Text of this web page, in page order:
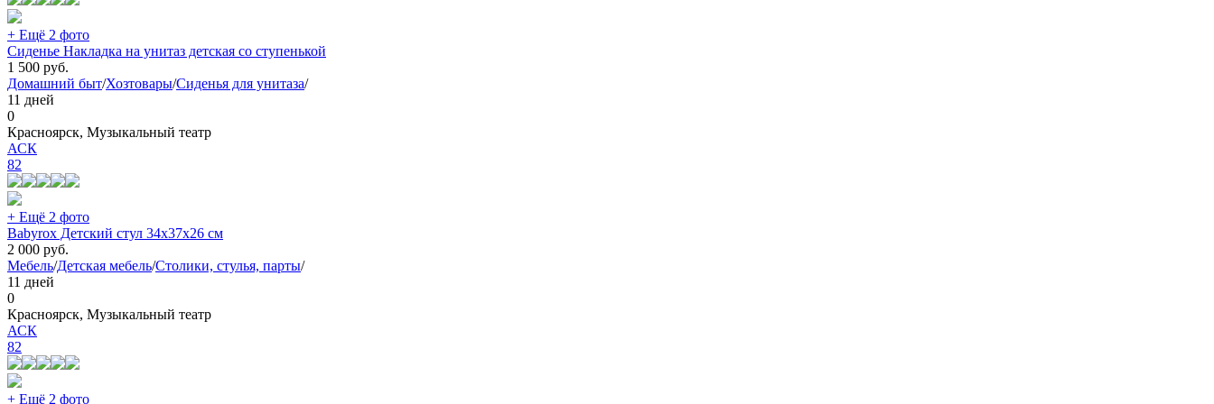
+ Ещё 2 фото
Сиденье Накладка на унитаз детская со ступенькой
1 500 руб.
Домашний быт/Хозтовары/Сиденья для унитаза/
11 дней
0
Красноярск, Музыкальный театр
АСК
82
+ Ещё 2 фото
Babyrox Детский стул 34х37х26 см
2 000 руб.
Мебель/Детская мебель/Столики, стулья, парты/
11 дней
0
Красноярск, Музыкальный театр
АСК
82
+ Ещё 2 фото